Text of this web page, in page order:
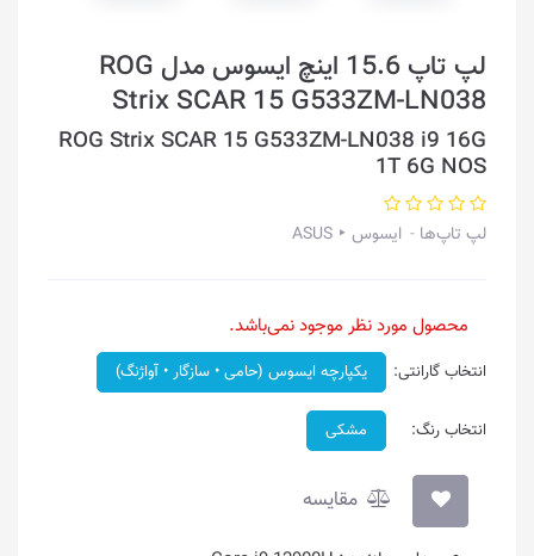
لپ تاپ 15.6 اینچ ایسوس مدل ROG
Strix SCAR 15 G533ZM-LN038
ROG Strix SCAR 15 G533ZM-LN038 i9 16G
1T 6G NOS
لپ تاپ‌ها ایسوس ‣ ASUS
محصول مورد نظر موجود نمی‌باشد.
انتخاب گارانتی: یکپارچه ایسوس (حامی • سازگار • آواژنگ)
انتخاب رنگ: مشکی
مقایسه